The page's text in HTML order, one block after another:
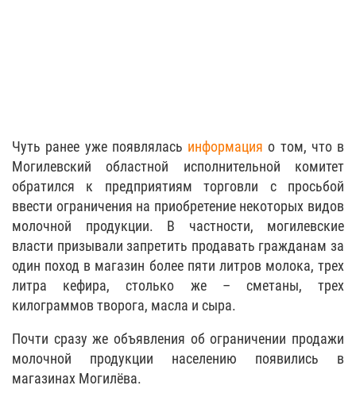
Чуть ранее уже появлялась информация о том, что в
Могилевский областной исполнительной комитет
обратился к предприятиям торговли с просьбой
ввести ограничения на приобретение некоторых видов
молочной продукции. В частности, могилевские
власти призывали запретить продавать гражданам за
один поход в магазин более пяти литров молока, трех
литра кефира, столько же – сметаны, трех
килограммов творога, масла и сыра.
Почти сразу же объявления об ограничении продажи
молочной продукции населению появились в
магазинах Могилёва.